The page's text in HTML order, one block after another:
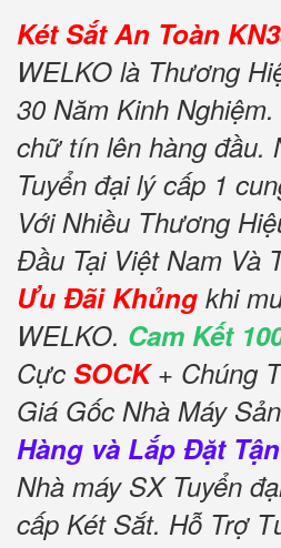
Két Sắt An Toàn
WELKO là Thương
30 Năm Kinh
chữ tín lên hàng đầu.
Tuyển đại lý cấp 1
Với Nhiều Thương
Đầu Tại Việt Nam Và
Ưu Đãi Khủng khi
WELKO. Cam Kết
Cực SOCK+ Chúng
Giá Gốc Nhà Máy
Hàng và Lắp Đặt
Nhà máy SX Tuyển
cấp Két Sắt. Hỗ Trợ